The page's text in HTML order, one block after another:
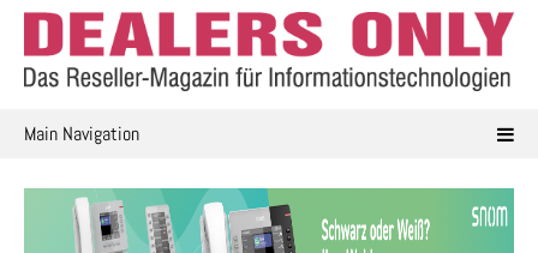
Skip
content
Main Navigation